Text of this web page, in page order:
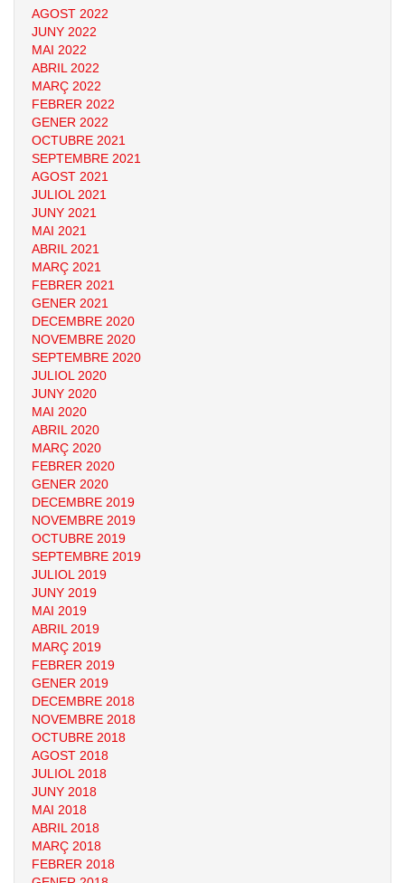
AGOST 2022
JUNY 2022
MAI 2022
ABRIL 2022
MARÇ 2022
FEBRER 2022
GENER 2022
OCTUBRE 2021
SEPTEMBRE 2021
AGOST 2021
JULIOL 2021
JUNY 2021
MAI 2021
ABRIL 2021
MARÇ 2021
FEBRER 2021
GENER 2021
DECEMBRE 2020
NOVEMBRE 2020
SEPTEMBRE 2020
JULIOL 2020
JUNY 2020
MAI 2020
ABRIL 2020
MARÇ 2020
FEBRER 2020
GENER 2020
DECEMBRE 2019
NOVEMBRE 2019
OCTUBRE 2019
SEPTEMBRE 2019
JULIOL 2019
JUNY 2019
MAI 2019
ABRIL 2019
MARÇ 2019
FEBRER 2019
GENER 2019
DECEMBRE 2018
NOVEMBRE 2018
OCTUBRE 2018
AGOST 2018
JULIOL 2018
JUNY 2018
MAI 2018
ABRIL 2018
MARÇ 2018
FEBRER 2018